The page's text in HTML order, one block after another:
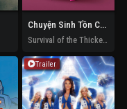
Chuyện Sinh Tồn Của Cô Nàng Ngoại Cỡ (Phần 3)
Survival of the Thickest (Season 3)
Trailer